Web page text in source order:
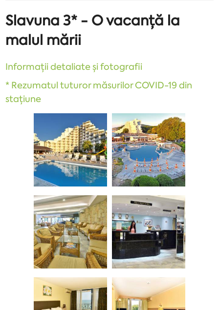
Slavuna 3* - O vacanță la
malul mării
Informații detaliate și fotografii
* Rezumatul tuturor măsurilor COVID-19 din
stațiune